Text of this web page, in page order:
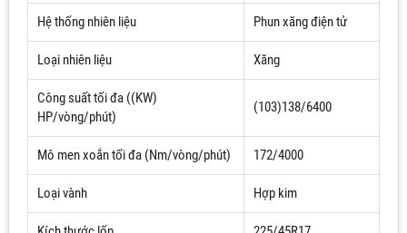
Hệ thống nhiên liệu Phun xăng điện tử
Loại nhiên liệu Xăng
Công suất tối đa ((KW)
HP/vòng/phút)
(103)138/6400
Mô men xoắn tối đa (Nm/vòng/phút) 172/4000
Loại vành Hợp kim